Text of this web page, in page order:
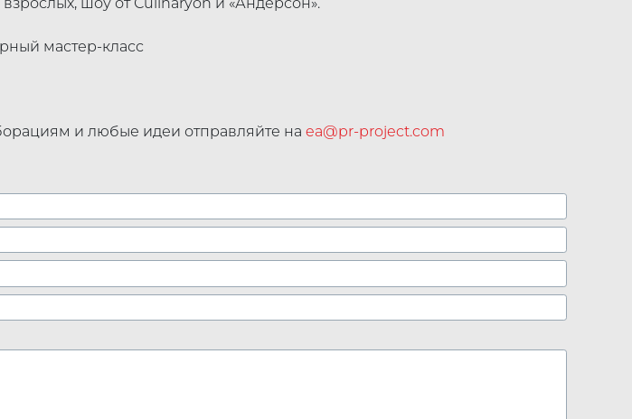
мастер-класс
и любые идеи отправляйте на ea@pr-project.com